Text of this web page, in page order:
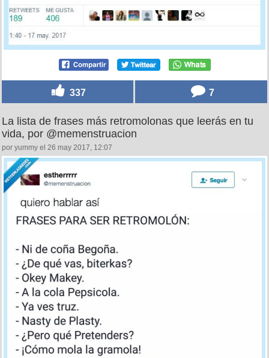
337 7
La lista de frases más retromolonas que leerás en tu
vida, por @memenstruacion
por yummy el 26 may 2017, 12:07